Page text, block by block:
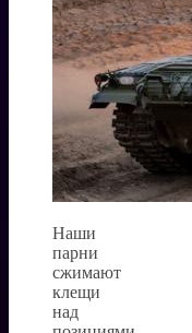
Наши
парни
сжимают
клещи
над